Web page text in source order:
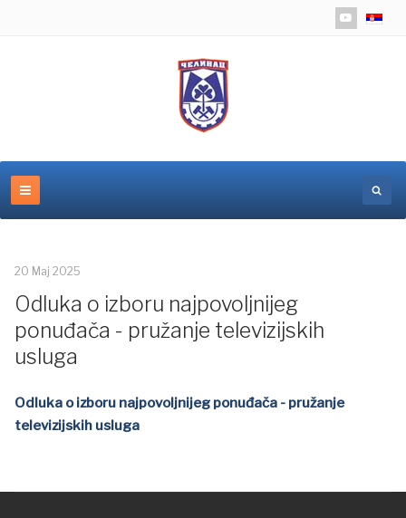
20 Maj 2025
Odluka o izboru najpovoljnijeg
ponuđača - pružanje televizijskih
usluga
Odluka o izboru najpovoljnijeg ponuđača - pružanje
televizijskih usluga